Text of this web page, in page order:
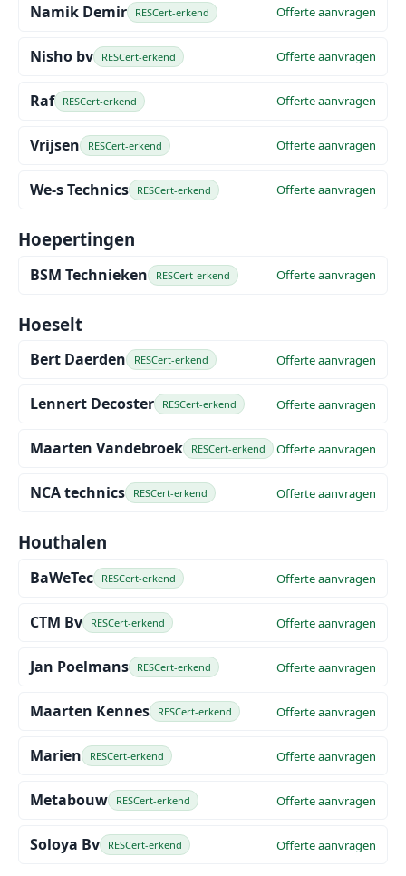
Namik Demir RESCert-erkend Offerte aanvragen
Nisho bv RESCert-erkend Offerte aanvragen
Raf RESCert-erkend Offerte aanvragen
Vrijsen RESCert-erkend Offerte aanvragen
We-s Technics RESCert-erkend Offerte aanvragen
Hoepertingen
BSM Technieken RESCert-erkend Offerte aanvragen
Hoeselt
Bert Daerden RESCert-erkend Offerte aanvragen
Lennert Decoster RESCert-erkend Offerte aanvragen
Maarten Vandebroek RESCert-erkend Offerte aanvragen
NCA technics RESCert-erkend Offerte aanvragen
Houthalen
BaWeTec RESCert-erkend Offerte aanvragen
CTM Bv RESCert-erkend Offerte aanvragen
Jan Poelmans RESCert-erkend Offerte aanvragen
Maarten Kennes RESCert-erkend Offerte aanvragen
Marien RESCert-erkend Offerte aanvragen
Metabouw RESCert-erkend Offerte aanvragen
Soloya Bv RESCert-erkend Offerte aanvragen